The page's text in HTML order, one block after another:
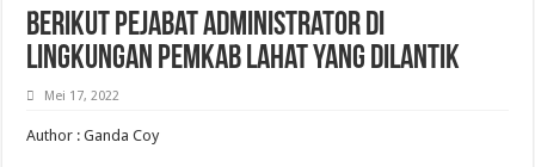
Berikut Pejabat Administrator di
Lingkungan Pemkab Lahat Yang Dilantik
Mei 17, 2022
Author : Ganda Coy